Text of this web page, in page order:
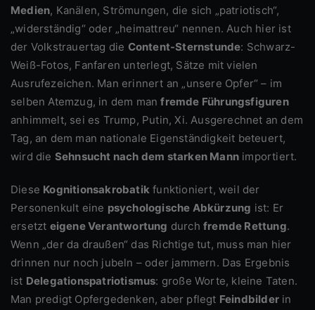
Medien, Kanälen, Strömungen, die sich „patriotisch“,
„widerständig“ oder „heimattreu“ nennen. Auch hier ist
der Volkstrauertag die Content-Sternstunde: Schwarz-
Weiß-Fotos, Fanfaren unterlegt, Sätze mit vielen
Ausrufezeichen. Man erinnert an „unsere Opfer“ – im
selben Atemzug, in dem manfremde Führungsfiguren
anhimmelt, sei es Trump, Putin, Xi. Ausgerechnet an dem
Tag, an dem man nationale Eigenständigkeit beteuert,
wird die Sehnsucht nach dem starken Mann importiert.
Diese Kognitionsakrobatik funktioniert, weil der
Personenkult eine psychologische Abkürzung ist: Er
ersetzt eigene Verantwortung durchfremde Rettung.
Wenn „der da draußen“ das Richtige tut, muss man hier
drinnen nur noch jubeln – oder jammern. Das Ergebnis
ist Delegationspatriotismus: große Worte, kleine Taten.
Man predigt Opfergedenken, aber pflegt Feindbilder in